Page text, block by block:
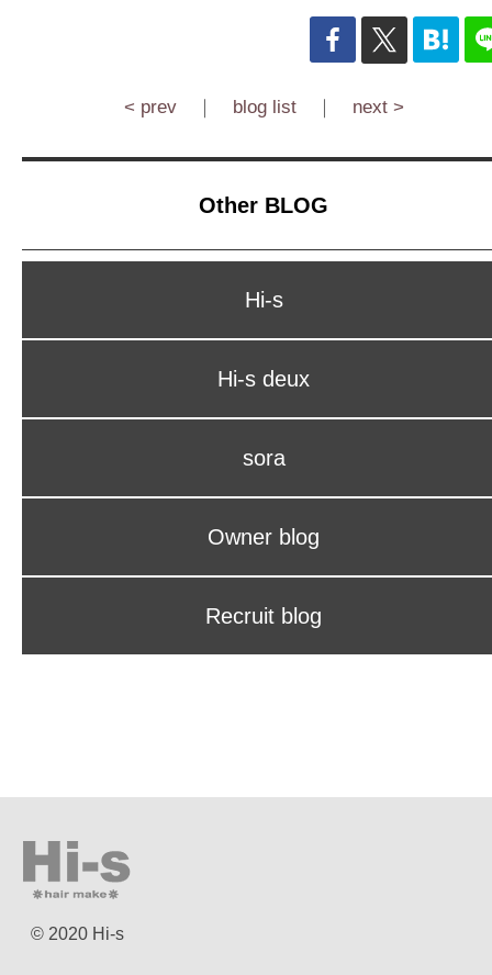
< prev｜ blog list｜ next >
Other BLOG
Hi-s
Hi-s deux
sora
Owner blog
Recruit blog
© 2020 Hi-s